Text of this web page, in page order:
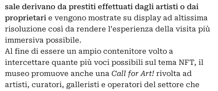
sale derivano da prestiti effettuati dagli artisti o dai
proprietari e vengono mostrate su display ad altissima
risoluzione così da rendere l’esperienza della visita più
immersiva possibile.
Al fine di essere un ampio contenitore volto a
intercettare quante più voci possibili sul tema NFT, il
museo promuove anche una Call for Art! rivolta ad
artisti, curatori, galleristi e operatori del settore che